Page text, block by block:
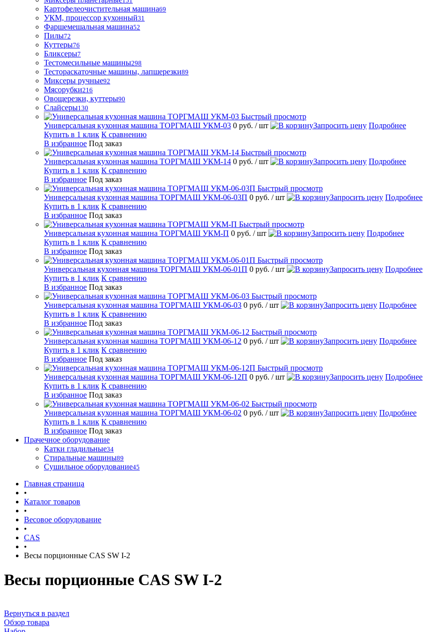
Картофелеочистительная машина69
УКМ, процессор кухонный31
Фаршемешальная машина52
Пилы72
Куттеры76
Бликсеры7
Тестомесильные машины298
Тестораскаточные машины, лапшерезки89
Миксеры ручные92
Мясорубки216
Овощерезки, куттеры90
Слайсеры130
Быстрый просмотр
Универсальная кухонная машина ТОРГМАШ УКМ-03 0 руб. / шт Запросить цену Подробнее
Купить в 1 клик К сравнению
В избранное Под заказ
Быстрый просмотр
Универсальная кухонная машина ТОРГМАШ УКМ-14 0 руб. / шт Запросить цену Подробнее
Купить в 1 клик К сравнению
В избранное Под заказ
Быстрый просмотр
Универсальная кухонная машина ТОРГМАШ УКМ-06-03П 0 руб. / шт Запросить цену Подробнее
Купить в 1 клик К сравнению
В избранное Под заказ
Быстрый просмотр
Универсальная кухонная машина ТОРГМАШ УКМ-П 0 руб. / шт Запросить цену Подробнее
Купить в 1 клик К сравнению
В избранное Под заказ
Быстрый просмотр
Универсальная кухонная машина ТОРГМАШ УКМ-06-01П 0 руб. / шт Запросить цену Подробнее
Купить в 1 клик К сравнению
В избранное Под заказ
Быстрый просмотр
Универсальная кухонная машина ТОРГМАШ УКМ-06-03 0 руб. / шт Запросить цену Подробнее
Купить в 1 клик К сравнению
В избранное Под заказ
Быстрый просмотр
Универсальная кухонная машина ТОРГМАШ УКМ-06-12 0 руб. / шт Запросить цену Подробнее
Купить в 1 клик К сравнению
В избранное Под заказ
Быстрый просмотр
Универсальная кухонная машина ТОРГМАШ УКМ-06-12П 0 руб. / шт Запросить цену Подробнее
Купить в 1 клик К сравнению
В избранное Под заказ
Быстрый просмотр
Универсальная кухонная машина ТОРГМАШ УКМ-06-02 0 руб. / шт Запросить цену Подробнее
Купить в 1 клик К сравнению
В избранное Под заказ
Прачечное оборудование
Катки гладильные34
Стиральные машины89
Сушильное оборудование45
Главная страница
•
Каталог товаров
•
Весовое оборудование
•
CAS
•
Весы порционные CAS SW I-2
Весы порционные CAS SW I-2
Вернуться в раздел
Обзор товара